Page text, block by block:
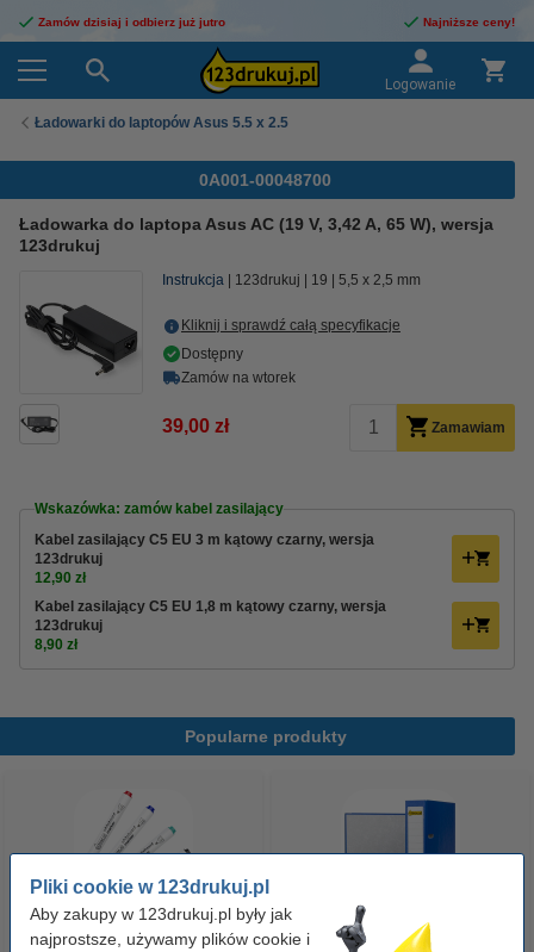
Pliki cookie w 123drukuj.pl
Aby zakupy w 123drukuj.pl były jak
najprostsze, używamy plików cookie i
Zamów dzisiaj i odbierz już jutro Najniższe ceny!
Logowanie
Ładowarki do laptopów Asus 5.5 x 2.5
0A001-00048700
Ładowarka do laptopa Asus AC (19 V, 3,42 A, 65 W), wersja
123drukuj
Instrukcja 123drukuj 19 5,5 x 2,5 mm
Kliknij i sprawdź całą specyfikacje
Dostępny
Zamów na wtorek
39,00 zł Zamawiam
Wskazówka: zamów kabel zasilający
Kabel zasilający C5 EU 3 m kątowy czarny, wersja
123drukuj
12,90 zł
Kabel zasilający C5 EU 1,8 m kątowy czarny, wersja
123drukuj
8,90 zł
Popularne produkty